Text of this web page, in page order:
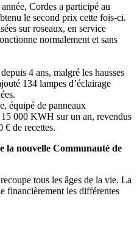
Cordes a participé au
le second prix cette fois-ci.
sur roseaux, en service
normalement et sans
4 ans, malgré les hausses
134 lampes d’éclairage
équipé de panneaux
000 KWH sur un an, revendus
€ de recettes.
la nouvelle Communauté de
tous les âges de la vie. La
financièrement les différentes